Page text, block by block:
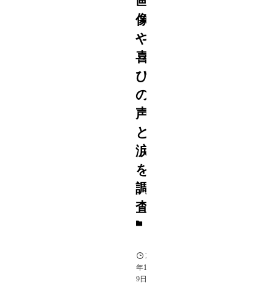
像
や
喜
び
の
声
と
涙
を
調
査
2020
年12月
9日